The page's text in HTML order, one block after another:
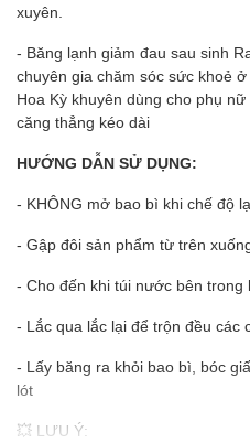
xuyên.
- Băng lạnh giảm đau sau sinh
chuyên gia chăm sóc sức khoẻ
Hoa Kỳ khuyên dùng cho phụ
căng thẳng kéo dài
HƯỚNG DẪN SỬ DỤNG:
- KHÔNG mở bao bì khi chế độ
- Gập đôi sản phẩm từ trên
- Cho đến khi túi nước bên trong
- Lắc qua lắc lại để trộn đều các
- Lấy băng ra khỏi bao bì, bóc
lót
💥 LƯU Ý: